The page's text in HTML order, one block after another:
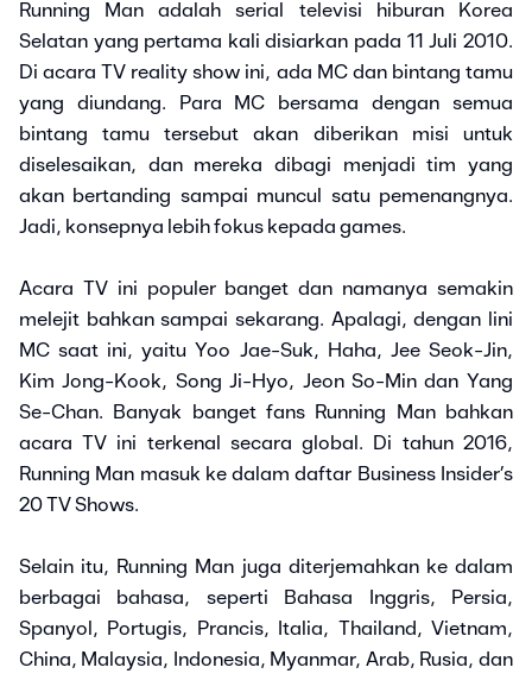
Running Man adalah serial televisi hiburan Korea
Selatan yang pertama kali disiarkan pada 11 Juli 2010.
Di acara TV reality show ini, ada MC dan bintang tamu
yang diundang. Para MC bersama dengan semua
bintang tamu tersebut akan diberikan misi untuk
diselesaikan, dan mereka dibagi menjadi tim yang
akan bertanding sampai muncul satu pemenangnya.
Jadi, konsepnya lebih fokus kepada games.
Acara TV ini populer banget dan namanya semakin
melejit bahkan sampai sekarang. Apalagi, dengan lini
MC saat ini, yaitu Yoo Jae-Suk, Haha, Jee Seok-Jin,
Kim Jong-Kook, Song Ji-Hyo, Jeon So-Min dan Yang
Se-Chan. Banyak banget fans Running Man bahkan
acara TV ini terkenal secara global. Di tahun 2016,
Running Man masuk ke dalam daftar Business Insider’s
20 TV Shows.
Selain itu, Running Man juga diterjemahkan ke dalam
berbagai bahasa, seperti Bahasa Inggris, Persia,
Spanyol, Portugis, Prancis, Italia, Thailand, Vietnam,
China, Malaysia, Indonesia, Myanmar, Arab, Rusia, dan